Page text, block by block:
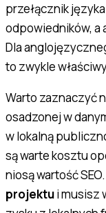
przełącznik
odpowiedników, a
Dla
to zwykle
Warto zaznaczyć
osadzonej w
w lokalną
sąwarte kosztu
niosą wartość SEO.
projektui musisz